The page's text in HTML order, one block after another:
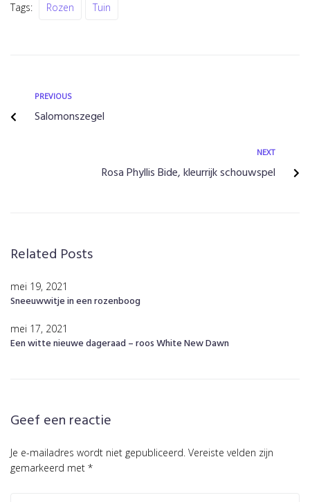
Tags: Rozen Tuin
PREVIOUS
Salomonszegel
NEXT
Rosa Phyllis Bide, kleurrijk schouwspel
Related Posts
mei 19, 2021
Sneeuwwitje in een rozenboog
mei 17, 2021
Een witte nieuwe dageraad – roos White New Dawn
Geef een reactie
Je e-mailadres wordt niet gepubliceerd. Vereiste velden zijn
gemarkeerd met *